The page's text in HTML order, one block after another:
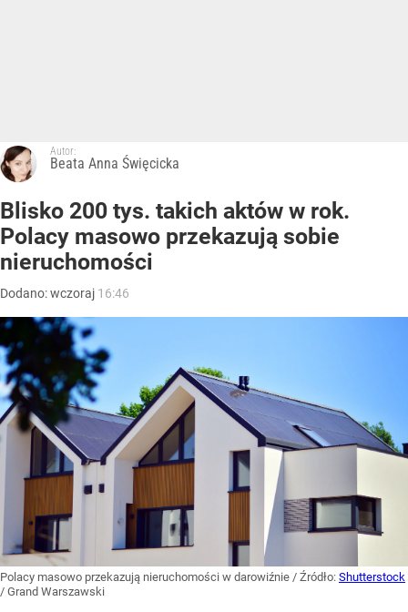
Autor:
Beata Anna Święcicka
Blisko 200 tys. takich aktów w rok.
Polacy masowo przekazują sobie
nieruchomości
Dodano:wczoraj 16:46
Polacy masowo przekazują nieruchomości w darowiźnie / Źródło: Shutterstock
/ Grand Warszawski